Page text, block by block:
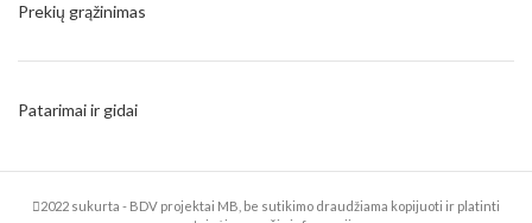
Prekių grąžinimas
Patarimai ir gidai
2022 sukurta - BDV projektai MB, be sutikimo draudžiama kopijuoti ir platinti